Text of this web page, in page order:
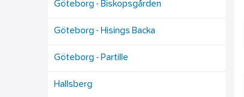
Göteborg - Biskopsgården
Göteborg - Hisings Backa
Göteborg - Partille
Hallsberg